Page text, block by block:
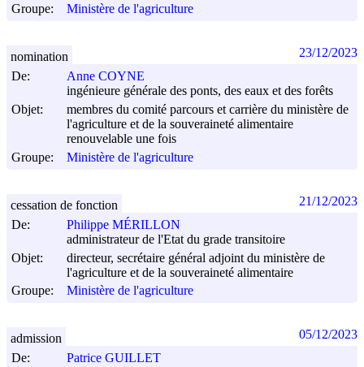
Groupe:
Ministère de l'agriculture
De:
Anne COYNE
ingénieure générale des ponts, des eaux et des forêts
Objet:
membres du comité parcours et carrière du ministère de
l'agriculture et de la souveraineté alimentaire
renouvelable une fois
Groupe:
Ministère de l'agriculture
nomination 23/12/2023
De:
Philippe MÉRILLON
administrateur de l'Etat du grade transitoire
Objet:
directeur, secrétaire général adjoint du ministère de
l'agriculture et de la souveraineté alimentaire
Groupe:
Ministère de l'agriculture
cessation de fonction 21/12/2023
De:
Patrice GUILLET
admission 05/12/2023